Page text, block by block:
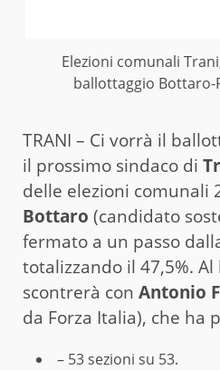
Elezioni comunali
ballottaggio Bottaro-
TRANI – Ci vorrà il
il prossimo sindaco di
delle elezioni comunali
Bottaro (candidato
fermato a un passo
totalizzando il 47,5%.
scontrerà con Antonio
da Forza Italia), che ha
– 53 sezioni su 53.